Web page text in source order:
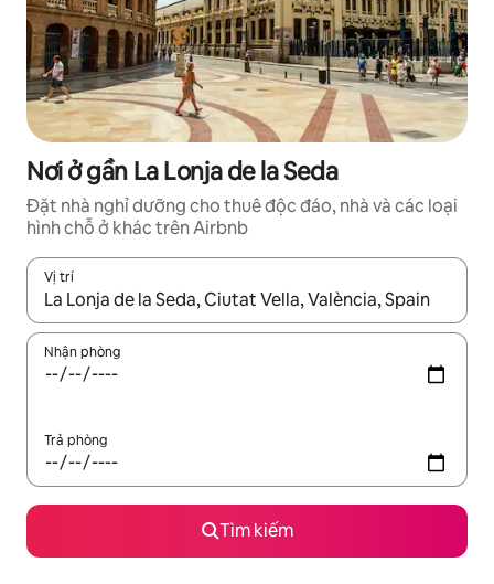
Nơi ở gần La Lonja de la Seda
Đặt nhà nghỉ dưỡng cho thuê độc đáo, nhà và các loại
hình chỗ ở khác trên Airbnb
Vị trí
Khi có kết quả, hãy điều hướng bằng phím mũi tên lên và
Nhận phòng
Trả phòng
Tìm kiếm